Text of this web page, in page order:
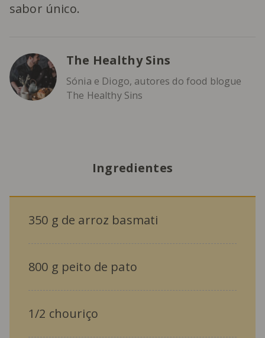
sabor único.
The Healthy Sins
Sónia e Diogo, autores do food blogue
The Healthy Sins
Ingredientes
350 g de arroz basmati
800 g peito de pato
1/2 chouriço